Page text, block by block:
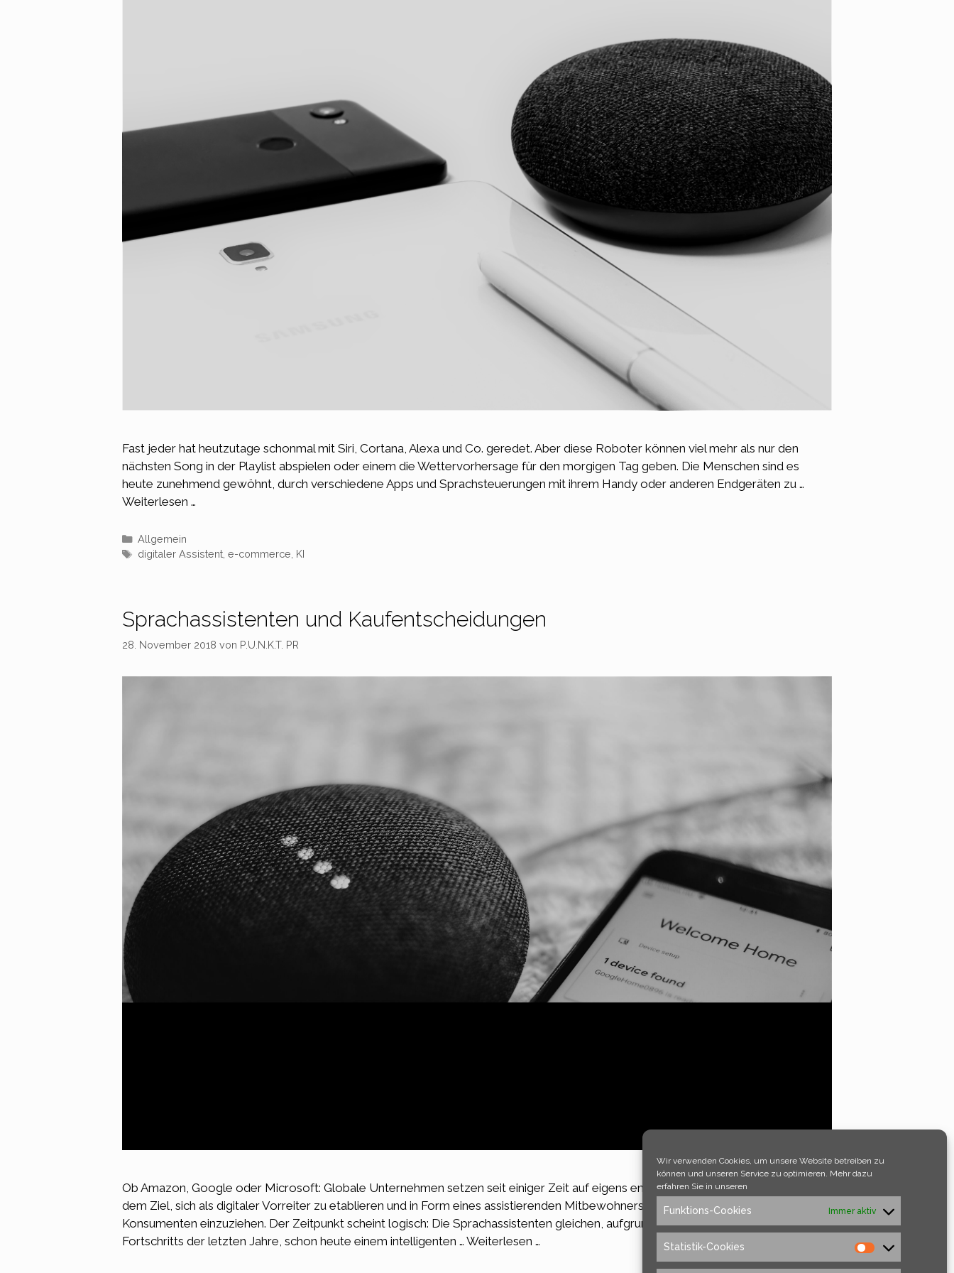
Wir verwenden Cookies, um unsere Website betreiben zu
können und unseren Service zu optimieren. Mehr dazu
erfahren Sie in unseren
Funktions-Cookies Immer aktiv
Statistik-Cookies
Fast jeder hat heutzutage schonmal mit Siri, Cortana, Alexa und Co. geredet. Aber diese Roboter können viel mehr als nur den
nächsten Song in der Playlist abspielen oder einem die Wettervorhersage für den morgigen Tag geben. Die Menschen sind es
heute zunehmend gewöhnt, durch verschiedene Apps und Sprachsteuerungen mit ihrem Handy oder anderen Endgeräten zu …
Weiterlesen …
Kategorien
Allgemein
Schlagwörter
digitaler Assistent, e-commerce KI
Sprachassistenten und Kaufentscheidungen
28. November 2018 von P.U.N.K.T. PR
Ob Amazon, Google oder Microsoft: Globale Unternehmen setzen seit einiger Zeit auf eigens entwickelte Sprachassistenten, mit
dem Ziel, sich als digitaler Vorreiter zu etablieren und in Form eines assistierenden Mitbewohners in die Wohnzimmer der
Konsumenten einzuziehen. Der Zeitpunkt scheint logisch: Die Sprachassistenten gleichen, aufgrund des enormen technischen
Fortschritts der letzten Jahre, schon heute einem intelligenten … Weiterlesen …